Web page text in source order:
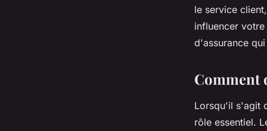
le service
influencer
d'assurance
Comment
Lorsqu'il s'agit
rôle essentiel.